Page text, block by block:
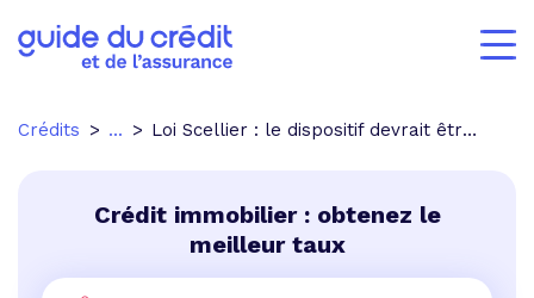
Crédits ... Loi Scellier : le dispositif devrait être prolongé jusqu'en 2015
Crédit immobilier : obtenez le
meilleur taux